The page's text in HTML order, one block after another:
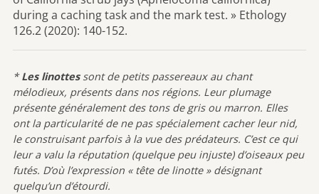
during a caching task and the mark test. » Ethology
126.2 (2020): 140-152.
*Les linottessont de petits passereaux au chant
mélodieux, présents dans nos régions. Leur plumage
présente généralement des tons de gris ou marron. Elles
ont la particularité de ne pas spécialement cacher leur nid,
le construisant parfois à la vue des prédateurs. C’est ce qui
leur a valu la réputation (quelque peu injuste) d’oiseaux peu
futés. D’où l’expression « tête de linotte » désignant
quelqu’un d’étourdi.